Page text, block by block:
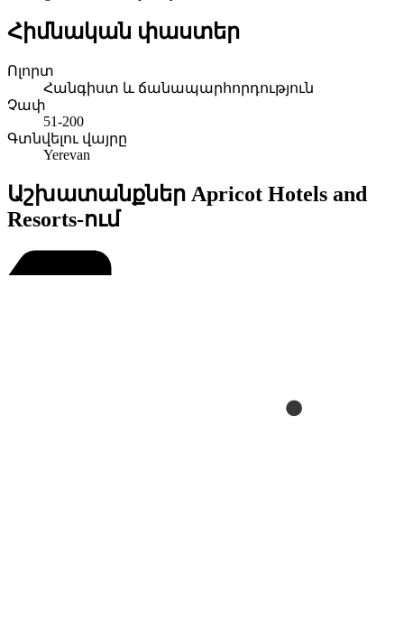
Հիմնական փաստեր
Ոլորտ
Հանգիստ և ճանապարհորդություն
Չափ
51-200
Գտնվելու վայրը
Yerevan
Աշխատանքներ Apricot Hotels and
Resorts-ում